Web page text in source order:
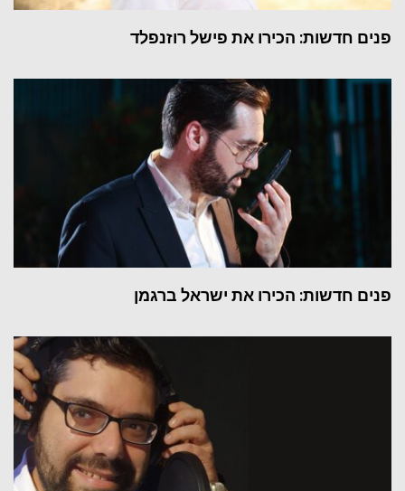
פנים חדשות: הכירו את פישל רוזנפלד
פנים חדשות: הכירו את ישראל ברגמן